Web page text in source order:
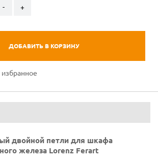
- +
ДОБАВИТЬ В КОРЗИНУ
двойной петли для шкафа
железа Lorenz Ferart